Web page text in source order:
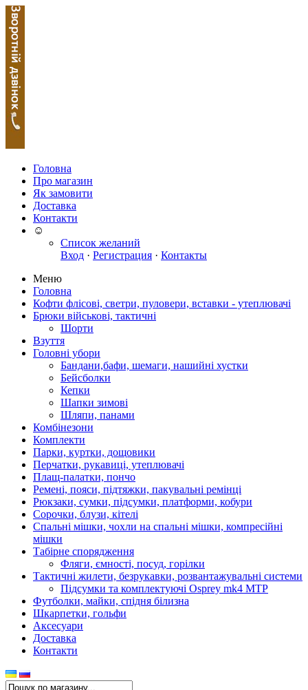
Головна
Про магазин
Як замовити
Доставка
Контакти
☺
Список желаний
Вход · Регистрация · Контакты
Меню
Головна
Кофти флісові, светри, пуловери, вставки - утеплювачі
Брюки військові, тактичні
Шорти
Взуття
Головні убори
Бандани,бафи, шемаги, нашийні хустки
Бейсболки
Кепки
Шапки зимові
Шляпи, панами
Комбінезони
Комплекти
Парки, куртки, дощовики
Перчатки, рукавиці, утеплювачі
Плащ-палатки, пончо
Ремені, пояси, підтяжки, пакувальні ремінці
Рюкзаки, сумки, підсумки, платформи, кобури
Сорочки, блузи, кітелі
Спальні мішки, чохли на спальні мішки, компресійні
мішки
Табірне спорядження
Фляги, ємності, посуд, горілки
Тактичні жилети, безрукавки, розвантажувальні системи
Підсумки та комплектуючі Osprey mk4 MTP
Футболки, майки, спідня білизна
Шкарпетки, гольфи
Аксесуари
Доставка
Контакти